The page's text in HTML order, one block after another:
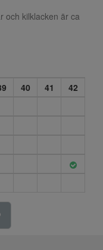
och kilklacken är ca
40 41
42